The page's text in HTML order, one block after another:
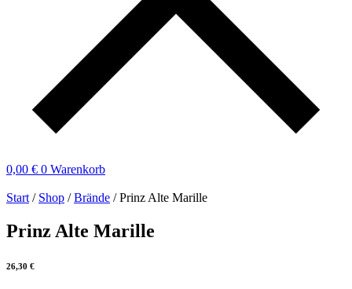
0,00 € 0 Warenkorb
Start / Shop /Brände / Prinz Alte Marille
Prinz Alte Marille
26,30 €